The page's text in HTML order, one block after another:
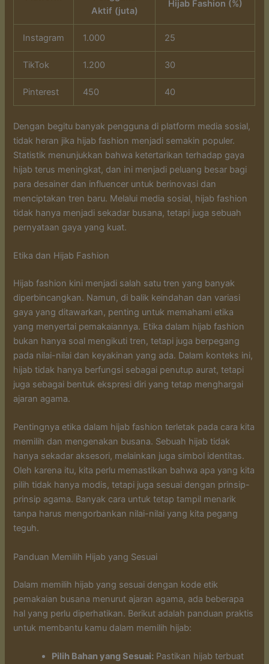
Aktif (juta)
Hijab Fashion (%)
Instagram 1.000 25
TikTok 1.200 30
Pinterest 450 40
Dengan begitu banyak pengguna di platform media sosial,
tidak heran jika hijab fashion menjadi semakin populer.
Statistik menunjukkan bahwa ketertarikan terhadap gaya
hijab terus meningkat, dan ini menjadi peluang besar bagi
para desainer dan influencer untuk berinovasi dan
menciptakan tren baru. Melalui media sosial, hijab fashion
tidak hanya menjadi sekadar busana, tetapi juga sebuah
pernyataan gaya yang kuat.
Etika dan Hijab Fashion
Hijab fashion kini menjadi salah satu tren yang banyak
diperbincangkan. Namun, di balik keindahan dan variasi
gaya yang ditawarkan, penting untuk memahami etika
yang menyertai pemakaiannya. Etika dalam hijab fashion
bukan hanya soal mengikuti tren, tetapi juga berpegang
pada nilai-nilai dan keyakinan yang ada. Dalam konteks ini,
hijab tidak hanya berfungsi sebagai penutup aurat, tetapi
juga sebagai bentuk ekspresi diri yang tetap menghargai
ajaran agama.
Pentingnya etika dalam hijab fashion terletak pada cara kita
memilih dan mengenakan busana. Sebuah hijab tidak
hanya sekadar aksesori, melainkan juga simbol identitas.
Oleh karena itu, kita perlu memastikan bahwa apa yang kita
pilih tidak hanya modis, tetapi juga sesuai dengan prinsip-
prinsip agama. Banyak cara untuk tetap tampil menarik
tanpa harus mengorbankan nilai-nilai yang kita pegang
teguh.
Panduan Memilih Hijab yang Sesuai
Dalam memilih hijab yang sesuai dengan kode etik
pemakaian busana menurut ajaran agama, ada beberapa
hal yang perlu diperhatikan. Berikut adalah panduan praktis
untuk membantu kamu dalam memilih hijab:
Pilih Bahan yang Sesuai: Pastikan hijab terbuat